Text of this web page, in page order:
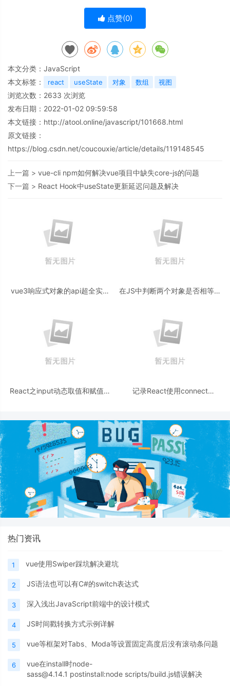
点赞(0)
本文分类： JavaScript
本文标签：
react useState 对象 数组 视图
浏览次数： 2633 次浏览
发布日期：2022-01-02 09:59:58
本文链接： http://atool.online/javascript/101668.html
原文链接：
https://blog.csdn.net/coucouxie/article/details/119148545
上一篇 > vue-cli npm如何解决vue项目中缺失core-js的问题
下一篇 > React Hook中useState更新延迟问题及解决
vue3响应式对象的api超全实例
在JS中判断两个对象是否相等方
React之input动态取值和赋值方
记录React使用connect
热门资讯
1 vue使用Swiper踩坑解决避坑
2 JS语法也可以有C#的switch表达式
3 深入浅出JavaScript前端中的设计模式
4 JS时间戳转换方式示例详解
5 vue等框架对Tabs、Moda等设置固定高度后没有滚动条问题
6
vue在install时node-
sass@4.14.1 postinstall:node scripts/build.js错误解决